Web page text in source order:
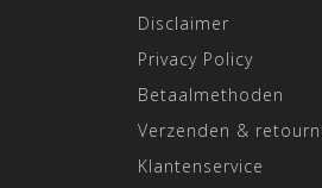
Disclaimer
Privacy Policy
Betaalmethoden
Verzenden &
Klantenservice